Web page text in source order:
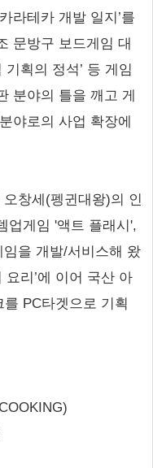
라테카 개발 일지’를
문방구 보드게임 대
기획의 정석’ 등 게임
분야의 틀을 깨고 게
야로의 사업 확장에
오창세(펭귄대왕)의 인
업게임 '액트 플래시',
을 개발/서비스해 왔
요리’에 이어 국산 아
PC타겟으로 기획